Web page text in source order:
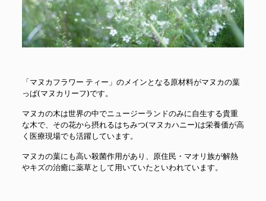
「マヌカフラワー ティー」のメインとなる原材料がマヌカの葉
っぱ(マヌカリーフ)です。
マヌカの木は世界の中でニュージーランドのみに自生する貴重
な木で、その花から摂れるはちみつ(マヌカハニー)は栄養価が高
く医療現場でも活躍しています。
マヌカの葉にも高い殺菌作用があり、原住民・マオリ族が解熱
やキズの治癒に薬草として用いていたといわれています。